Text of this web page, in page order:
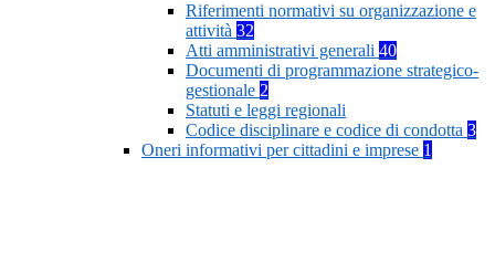
Riferimenti normativi su organizzazione e
attività 32
Atti amministrativi generali 40
Documenti di programmazione strategico-
gestionale 2
Statuti e leggi regionali
Codice disciplinare e codice di condotta 3
Oneri informativi per cittadini e imprese 1